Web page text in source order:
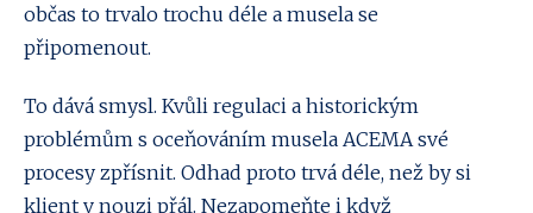
občas to trvalo trochu déle a musela se
připomenout.
To dává smysl. Kvůli regulaci a historickým
problémům s oceňováním musela ACEMA své
procesy zpřísnit. Odhad proto trvá déle, než by si
klient v nouzi přál. Nezapomeňte i když